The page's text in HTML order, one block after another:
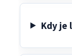
Kdy je